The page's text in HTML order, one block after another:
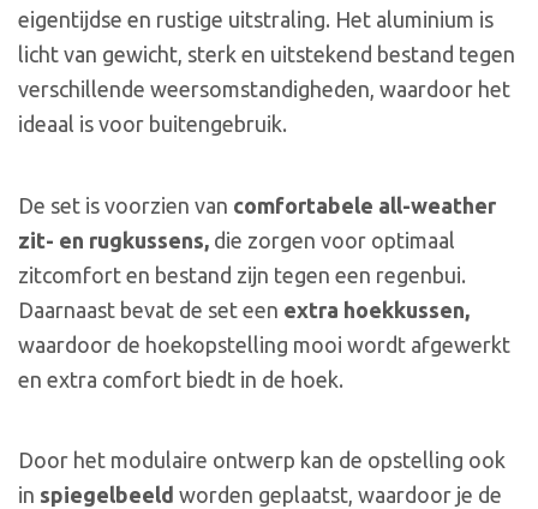
eigentijdse en rustige uitstraling. Het aluminium is
licht van gewicht, sterk en uitstekend bestand tegen
verschillende weersomstandigheden, waardoor het
ideaal is voor buitengebruik.
De set is voorzien van comfortabele all-weather
zit- en rugkussens, die zorgen voor optimaal
zitcomfort en bestand zijn tegen een regenbui.
Daarnaast bevat de set een extra hoekkussen,
waardoor de hoekopstelling mooi wordt afgewerkt
en extra comfort biedt in de hoek.
Door het modulaire ontwerp kan de opstelling ook
in spiegelbeeld worden geplaatst, waardoor je de